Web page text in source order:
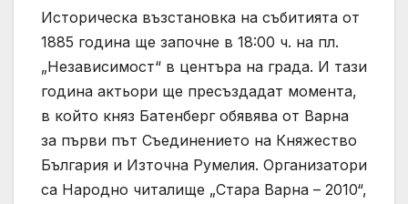
Историческа възстановка на събитията от
1885 година ще започне в 18:00 ч. на пл.
„Независимост“ в центъра на града. И тази
година актьори ще пресъздадат момента,
в който княз Батенберг обявява от Варна
за първи път Съединението на Княжество
България и Източна Румелия. Организатори
са Народно читалище „Стара Варна – 2010“,